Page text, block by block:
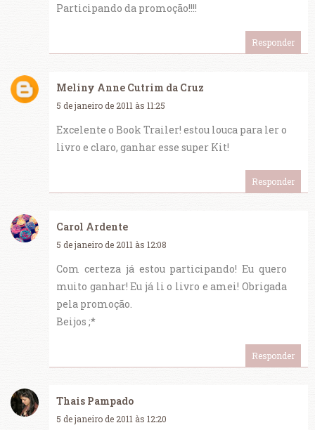
Participando da promoção!!!!
Responder
Meliny Anne Cutrim da Cruz
5 de janeiro de 2011 às 11:25
Excelente o Book Trailer! estou louca para ler o
livro e claro, ganhar esse super Kit!
Responder
Carol Ardente
5 de janeiro de 2011 às 12:08
Com certeza já estou participando! Eu quero
muito ganhar! Eu já li o livro e amei! Obrigada
pela promoção.
Beijos ;*
Responder
Thais Pampado
5 de janeiro de 2011 às 12:20